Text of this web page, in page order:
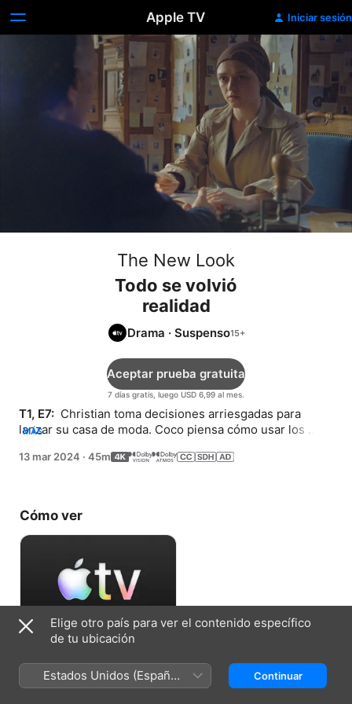
Apple TV Iniciar sesión
The New Look
Todo se volvió
realidad
Drama · Suspenso
7 días gratis, luego USD 6,99 al mes.
Aceptar prueba gratuita
T1, E7: Christian toma decisiones arriesgadas para
lanzar su casa de moda. Coco piensa cómo usar los
MÁS
13 mar 2024 · 45m
Cómo ver
7 días gratis, luego USD 6,99 al mes.
Elige otro país para ver el contenido específico
de tu ubicación
Estados Unidos (Español
México)
Continuar